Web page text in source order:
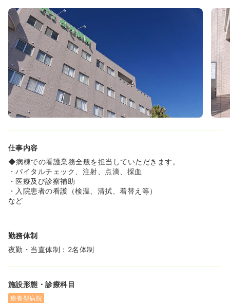
仕事内容
◆病棟での看護業務全般を担当していただきます。
・バイタルチェック、注射、点滴、採血
・医療及び診察補助
・入院患者の看護（検温、清拭、着替え等）
など
勤務体制
夜勤・当直体制：2名体制
施設形態・診療科目
療養型病院